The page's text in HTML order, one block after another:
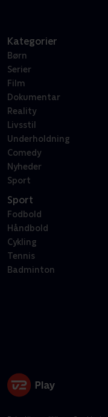
Kategorier
Børn
Serier
Film
Dokumentar
Reality
Livsstil
Underholdning
Comedy
Nyheder
Sport
Sport
Fodbold
Håndbold
Cykling
Tennis
Badminton